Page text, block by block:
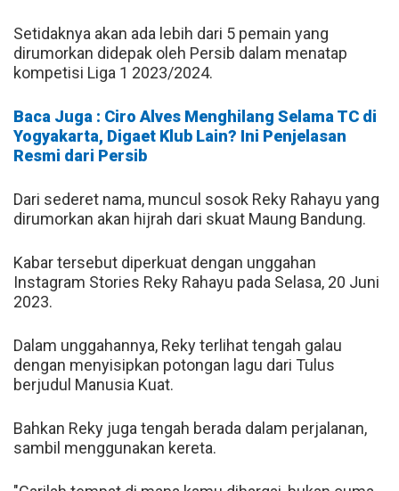
Setidaknya akan ada lebih dari 5 pemain yang
dirumorkan didepak oleh Persib dalam menatap
kompetisi Liga 1 2023/2024.
Baca Juga : Ciro Alves Menghilang Selama TC di
Yogyakarta, Digaet Klub Lain? Ini Penjelasan
Resmi dari Persib
Dari sederet nama, muncul sosok Reky Rahayu yang
dirumorkan akan hijrah dari skuat Maung Bandung.
Kabar tersebut diperkuat dengan unggahan
Instagram Stories Reky Rahayu pada Selasa, 20 Juni
2023.
Dalam unggahannya, Reky terlihat tengah galau
dengan menyisipkan potongan lagu dari Tulus
berjudul Manusia Kuat.
Bahkan Reky juga tengah berada dalam perjalanan,
sambil menggunakan kereta.